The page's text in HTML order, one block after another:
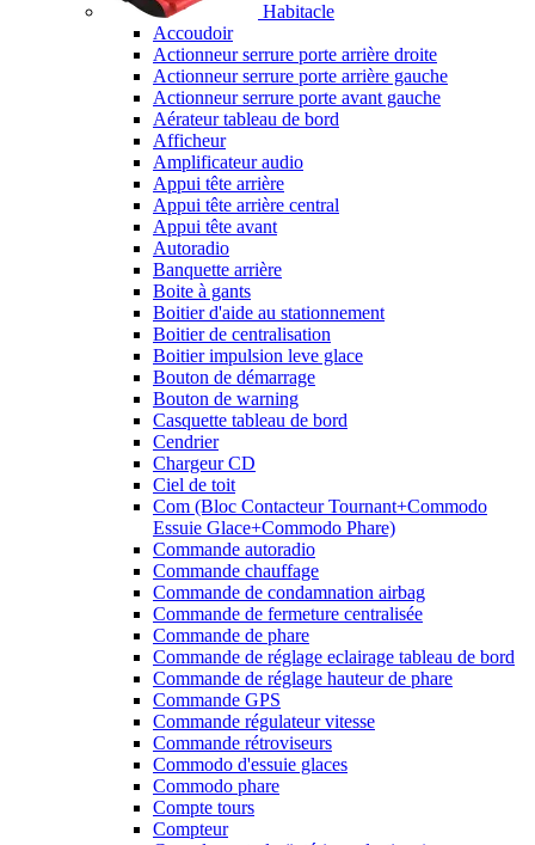
Habitacle
Accoudoir
Actionneur serrure porte arrière droite
Actionneur serrure porte arrière gauche
Actionneur serrure porte avant gauche
Aérateur tableau de bord
Afficheur
Amplificateur audio
Appui tête arrière
Appui tête arrière central
Appui tête avant
Autoradio
Banquette arrière
Boite à gants
Boitier d'aide au stationnement
Boitier de centralisation
Boitier impulsion leve glace
Bouton de démarrage
Bouton de warning
Casquette tableau de bord
Cendrier
Chargeur CD
Ciel de toit
Com (Bloc Contacteur Tournant+Commodo
Essuie Glace+Commodo Phare)
Commande autoradio
Commande chauffage
Commande de condamnation airbag
Commande de fermeture centralisée
Commande de phare
Commande de réglage eclairage tableau de bord
Commande de réglage hauteur de phare
Commande GPS
Commande régulateur vitesse
Commande rétroviseurs
Commodo d'essuie glaces
Commodo phare
Compte tours
Compteur